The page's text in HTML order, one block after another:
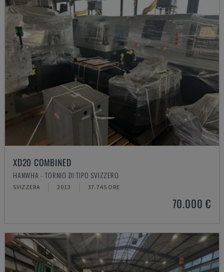
XD20 COMBINED
HANWHA - TORNIO DI TIPO SVIZZERO
SVIZZERA 2013 37.745 ORE
70.000 €